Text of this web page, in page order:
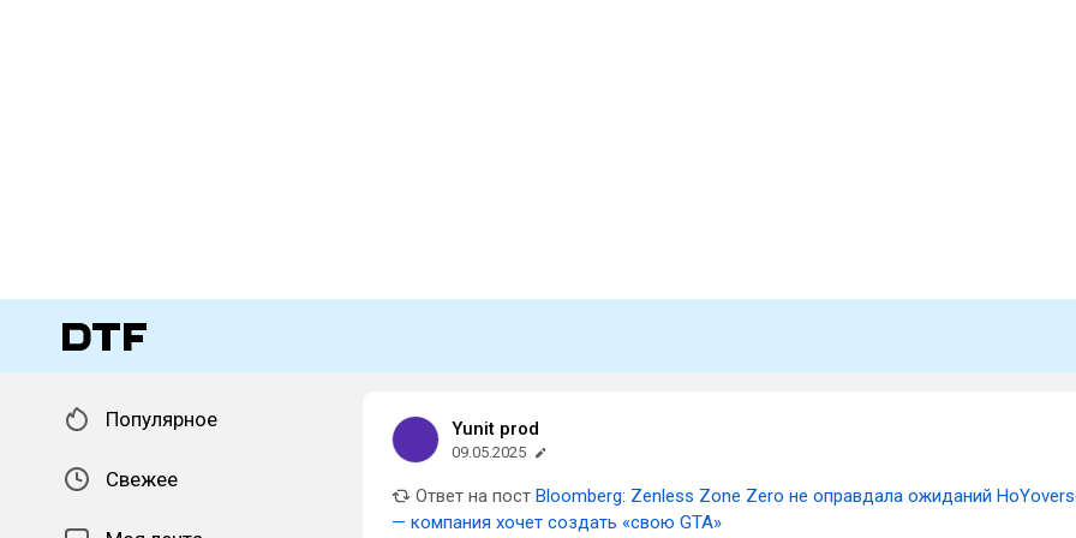
Популярное
Свежее
Yunit prod
09.05.2025
Ответ на пост Bloomberg: Zenless Zone Zero не оправдала ожиданий
— компания хочет создать «свою GTA»